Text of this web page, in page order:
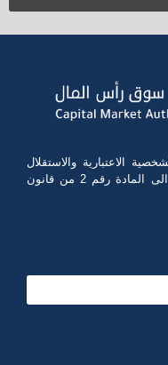
الاعتبارية والاستقلال
المالي والإداري والأهلية القانونية استنادا الى المادة رقم 2 من قانون